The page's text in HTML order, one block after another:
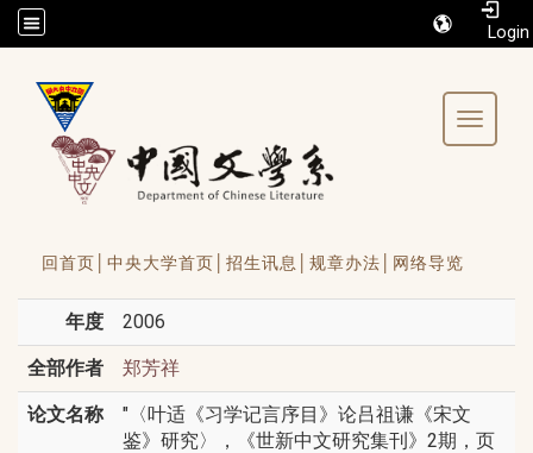
/accesskey"" title="Toolbar">:::
Toggle
回首页│ 中央大学首页│ 招生讯息│ 规章办法│ 网络导览
年度 2006
全部作者 郑芳祥
论文名称
"〈叶适《习学记言序目》论吕祖谦《宋文
鉴》研究〉，《世新中文研究集刊》2期，页